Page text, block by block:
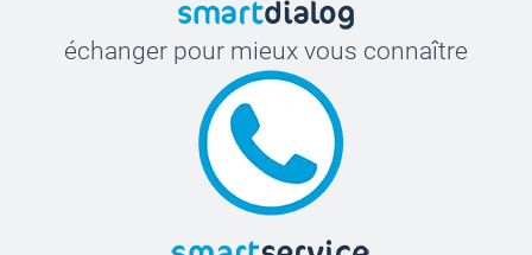
échanger pour mieux vous connaître